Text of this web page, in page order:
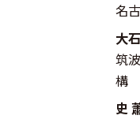
名
大
筑
構
史